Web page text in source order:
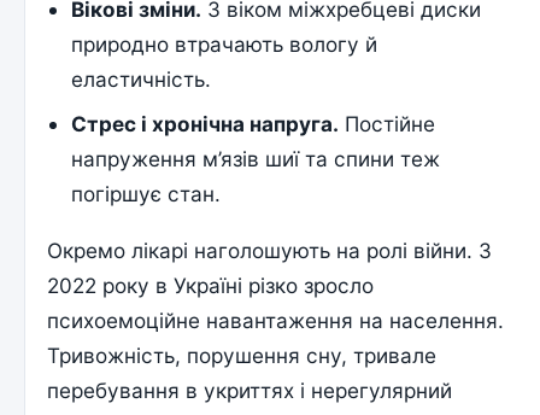
Вікові зміни. З віком міжхребцеві диски
природно втрачають вологу й
еластичність.
Стрес і хронічна напруга. Постійне
напруження м’язів шиї та спини теж
погіршує стан.
Окремо лікарі наголошують на ролі війни. З
2022 року в Україні різко зросло
психоемоційне навантаження на населення.
Тривожність, порушення сну, тривале
перебування в укриттях і нерегулярний